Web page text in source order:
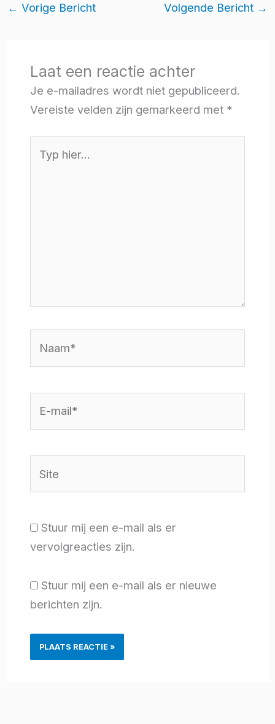
← Vorige Bericht Volgende Bericht →
Laat een reactie achter
Je e-mailadres wordt niet gepubliceerd.
Vereiste velden zijn gemarkeerd met *
hier...
Stuur mij een e-mail als er
vervolgreacties zijn.
Stuur mij een e-mail als er nieuwe
berichten zijn.